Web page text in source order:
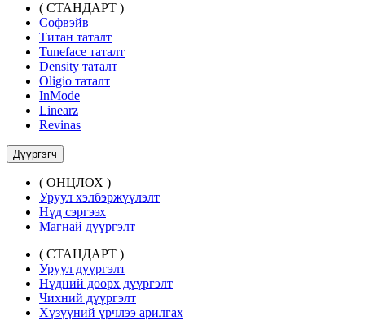
( СТАНДАРТ )
Софвэйв
Титан таталт
Tuneface таталт
Density таталт
Oligio таталт
InMode
Linearz
Revinas
Дүүргэгч
( ОНЦЛОХ )
Уруул хэлбэржүүлэлт
Нүд сэргээх
Магнай дүүргэлт
( СТАНДАРТ )
Уруул дүүргэлт
Нүдний доорх дүүргэлт
Чихний дүүргэлт
Хүзүүний үрчлээ арилгах